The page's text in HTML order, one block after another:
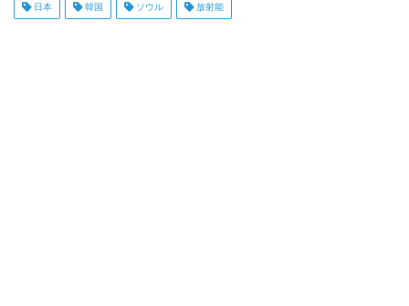
日本 韓国 ソウル 放射能